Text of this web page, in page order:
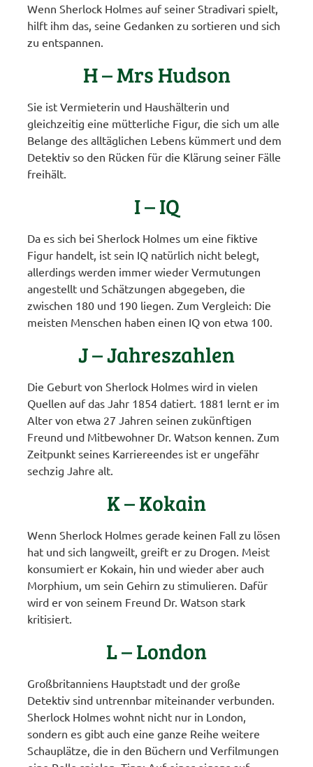
Wenn Sherlock Holmes auf seiner Stradivari spielt,
hilft ihm das, seine Gedanken zu sortieren und sich
zu entspannen.
H – Mrs Hudson
Sie ist Vermieterin und Haushälterin und
gleichzeitig eine mütterliche Figur, die sich um alle
Belange des alltäglichen Lebens kümmert und dem
Detektiv so den Rücken für die Klärung seiner Fälle
freihält.
I – IQ
Da es sich bei Sherlock Holmes um eine fiktive
Figur handelt, ist sein IQ natürlich nicht belegt,
allerdings werden immer wieder Vermutungen
angestellt und Schätzungen abgegeben, die
zwischen 180 und 190 liegen. Zum Vergleich: Die
meisten Menschen haben einen IQ von etwa 100.
J – Jahreszahlen
Die Geburt von Sherlock Holmes wird in vielen
Quellen auf das Jahr 1854 datiert. 1881 lernt er im
Alter von etwa 27 Jahren seinen zukünftigen
Freund und Mitbewohner Dr. Watson kennen. Zum
Zeitpunkt seines Karriereendes ist er ungefähr
sechzig Jahre alt.
K – Kokain
Wenn Sherlock Holmes gerade keinen Fall zu lösen
hat und sich langweilt, greift er zu Drogen. Meist
konsumiert er Kokain, hin und wieder aber auch
Morphium, um sein Gehirn zu stimulieren. Dafür
wird er von seinem Freund Dr. Watson stark
kritisiert.
L – London
Großbritanniens Hauptstadt und der große
Detektiv sind untrennbar miteinander verbunden.
Sherlock Holmes wohnt nicht nur in London,
sondern es gibt auch eine ganze Reihe weitere
Schauplätze, die in den Büchern und Verfilmungen